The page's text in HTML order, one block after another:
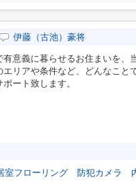
伊藤（古池）豪将
有意義に暮らせるお住まいを、
エリアや条件など、どんなこと
ート致します。
室フローリング 防犯カメラ